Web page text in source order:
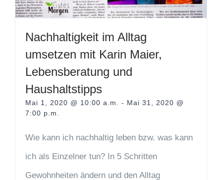
Nachhaltigkeit im Alltag
umsetzen mit Karin Maier,
Lebensberatung und
Haushaltstipps
Mai 1, 2020 @ 10:00 a.m. - Mai 31, 2020 @
7:00 p.m.
Wie kann ich nachhaltig leben bzw. was kann
ich als Einzelner tun? In 5 Schritten
Gewohnheiten ändern und den Alltag